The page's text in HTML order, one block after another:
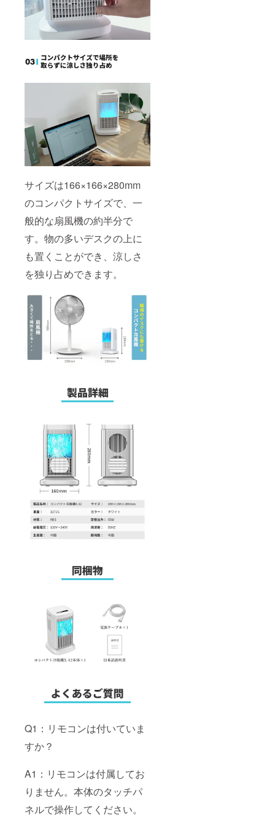
サイズは166×166×280mm
のコンパクトサイズで、一
般的な扇風機の約半分で
す。物の多いデスクの上に
も置くことができ、涼しさ
を独り占めできます。
Q1：リモコンは付いていま
すか？
A1：リモコンは付属してお
りません。本体のタッチパ
ネルで操作してください。